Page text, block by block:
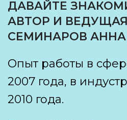
ДАВАЙТЕ
АВТОР И
СЕМИНАРОВ
Опыт работы в
2007 года, в
2010 года.